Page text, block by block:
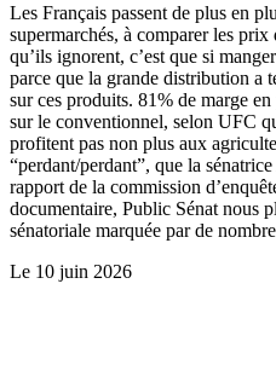
Les Français passent de plus en
supermarchés, à comparer les
qu’ils ignorent, c’est que si
parce que la grande distribution a
sur ces produits. 81% de marge
sur le conventionnel, selon UFC
profitent pas non plus aux
“perdant/perdant”, que la
rapport de la commission
documentaire, Public Sénat nous
sénatoriale marquée par de
Le 10 juin 2026